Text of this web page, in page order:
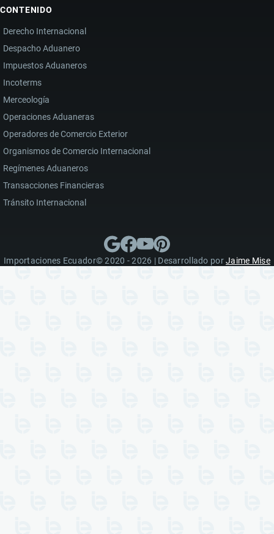
CONTENIDO
Derecho Internacional
Despacho Aduanero
Impuestos Aduaneros
Incoterms
Merceología
Operaciones Aduaneras
Operadores de Comercio Exterior
Organismos de Comercio Internacional
Regímenes Aduaneros
Transacciones Financieras
Tránsito Internacional
Importaciones Ecuador© 2020 - 2026 | Desarrollado porJaime Mise